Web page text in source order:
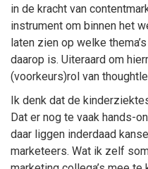
in de kracht van
instrument om binnen het
laten zien op welke
daarop is. Uiteraard om
(voorkeurs)rol van
Ik denk dat de
Dat er nog te vaak hands-
daar liggen inderdaad
marketeers. Wat ik zelf